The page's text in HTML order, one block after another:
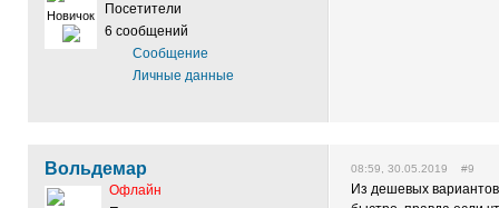
Новичок
Посетители
6 сообщений
Сообщение
Личные данные
Вольдемар
Офлайн
08:59, 30.05.2019 #9
Из дешевых